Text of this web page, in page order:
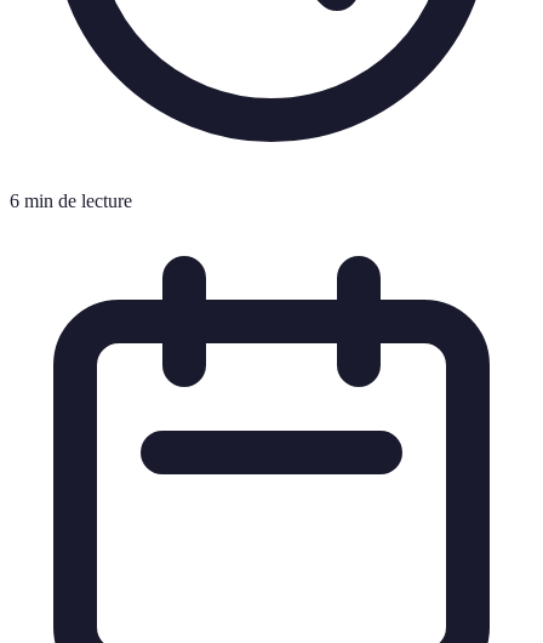
6 min de lecture